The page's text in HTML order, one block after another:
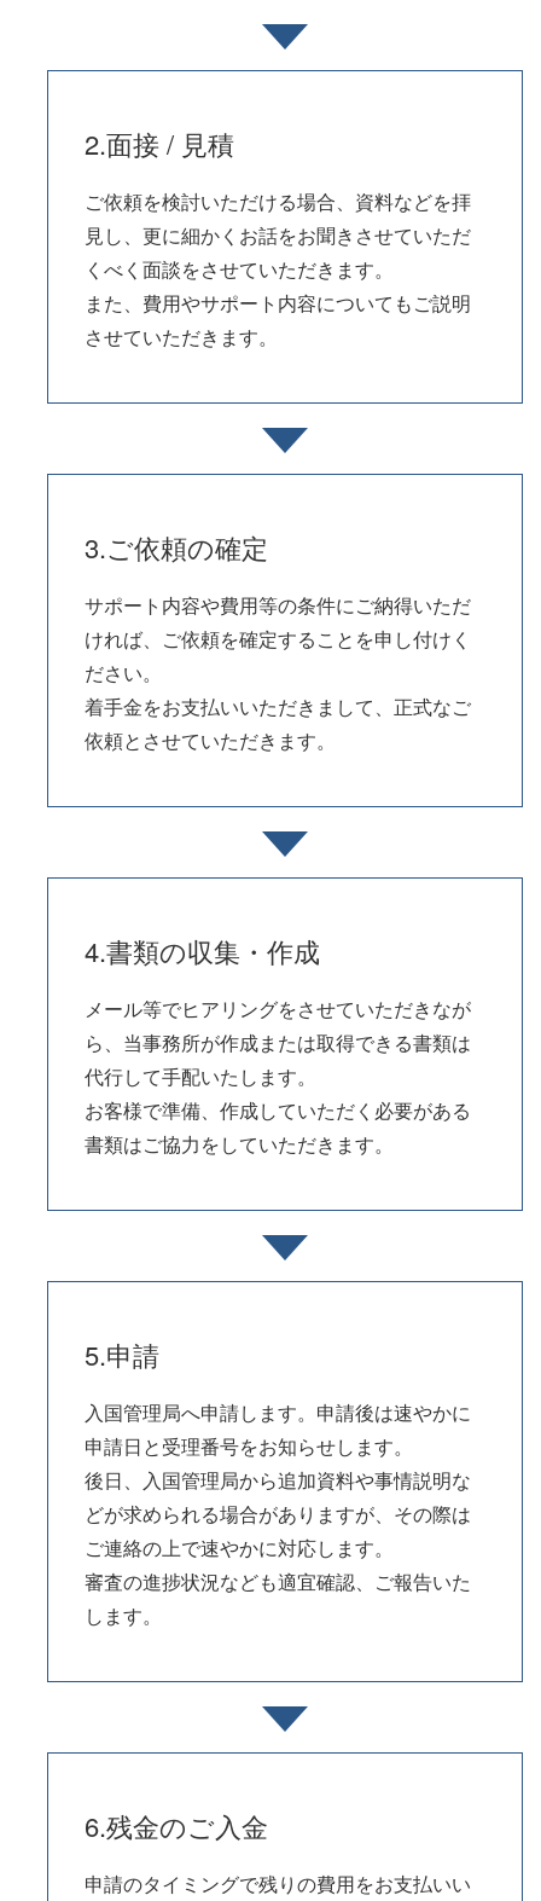
2.面接 / 見積
ご依頼を検討いただける場合、資料などを拝
見し、更に細かくお話をお聞きさせていただ
くべく面談をさせていただきます。
また、費用やサポート内容についてもご説明
させていただきます。
3.ご依頼の確定
サポート内容や費用等の条件にご納得いただ
ければ、ご依頼を確定することを申し付けく
ださい。
着手金をお支払いいただきまして、正式なご
依頼とさせていただきます。
4.書類の収集・作成
メール等でヒアリングをさせていただきなが
ら、当事務所が作成または取得できる書類は
代行して手配いたします。
お客様で準備、作成していただく必要がある
書類はご協力をしていただきます。
5.申請
入国管理局へ申請します。申請後は速やかに
申請日と受理番号をお知らせします。
後日、入国管理局から追加資料や事情説明な
どが求められる場合がありますが、その際は
ご連絡の上で速やかに対応します。
審査の進捗状況なども適宜確認、ご報告いた
します。
6.残金のご入金
申請のタイミングで残りの費用をお支払いい